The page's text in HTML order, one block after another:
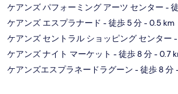
ケアンズ パフォーミング アーツ センター -
ケアンズ エスプラナード - 徒歩 5 分- 0.5 km
ケアンズ セントラル ショッピング センター
ケアンズ ナイト マーケット - 徒歩 8 分- 0.7
ケアンズエスプラネードラグーン - 徒歩 8 分